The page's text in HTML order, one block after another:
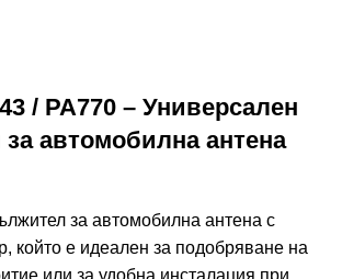
/ PA770 – Универсален
автомобилна антена
за автомобилна антена с
който е идеален за подобряване на